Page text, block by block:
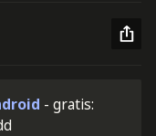
- gratis: